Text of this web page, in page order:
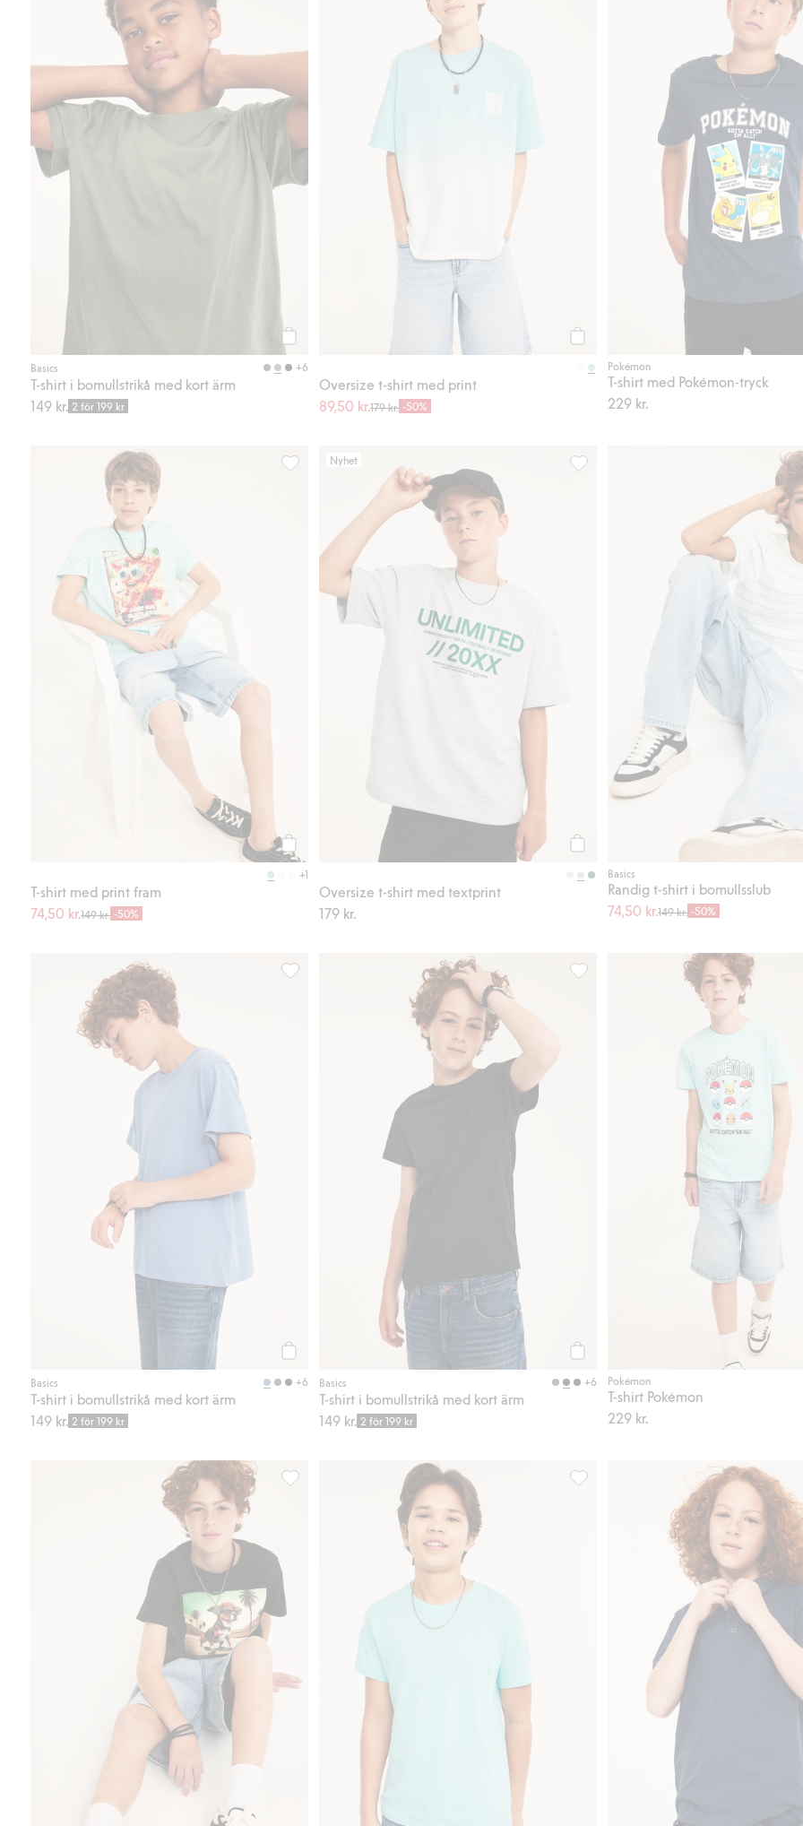
Köp
Basics +6
T-shirt i bomullstrikå med kort ärm
149 kr. 2 för 199 kr
Oversize t-shirt med print
89,50 kr.179 kr. -50%
Pokémon
T-shirt med Pokémon-tryck
229 kr.
Köp
+1
T-shirt med print fram
74,50 kr.149 kr. -50%
T-shirt med print fram, Lägg till i favoriter
Nyhet
Oversize t-shirt med textprint
179 kr.
Oversize t-shirt med textprint, Lägg
Basics
Randig t-shirt i bomullsslub
74,50 kr.149 kr. -50%
Basics +6
T-shirt i bomullstrikå med kort ärm
149 kr. 2 för 199 kr
T-shirt i bomullstrikå med kort ärm, Lägg till i favoriter
Basics +6
T-shirt i bomullstrikå med kort ärm
149 kr. 2 för 199 kr
T-shirt i bomullstrikå med kort ärm,
Pokémon
T-shirt Pokémon
229 kr.
T-shirt med print fram, Lägg till i favoriter T-shirt i bomullstrikå med kort ärm,